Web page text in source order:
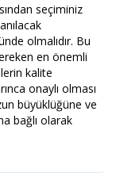
seçiminiz
olmalıdır. Bu
en önemli
kalite
onaylı olması
büyüklüğüne ve
bağlı olarak